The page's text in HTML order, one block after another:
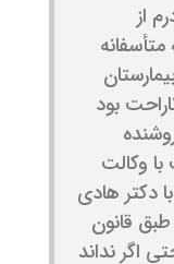
از
بود
وکالت
دکتر هادی
قانون
اگر نداند